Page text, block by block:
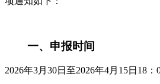
一、申报时间
2026年3月30日至2026年4月15日18：